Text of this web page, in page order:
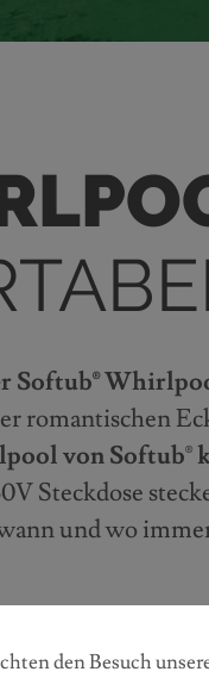
Softub®
von Softub®
Steckdose
und wo
den Besuch